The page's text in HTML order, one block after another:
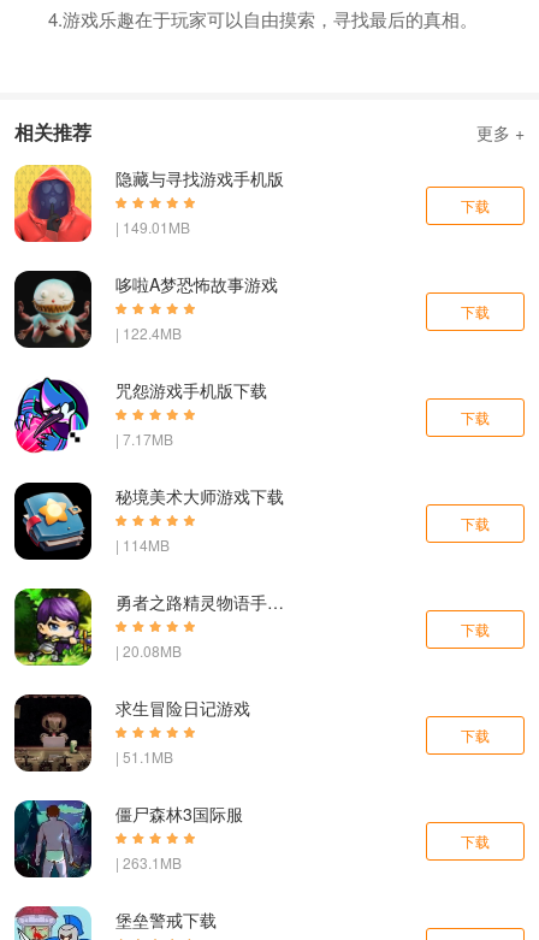
4.游戏乐趣在于玩家可以自由摸索，寻找最后的真相。
相关推荐
更多 +
隐藏与寻找游戏手机版
| 149.01MB
下载
哆啦A梦恐怖故事游戏
| 122.4MB
下载
咒怨游戏手机版下载
| 7.17MB
下载
秘境美术大师游戏下载
| 114MB
下载
勇者之路精灵物语手机版下载
| 20.08MB
下载
求生冒险日记游戏
| 51.1MB
下载
僵尸森林3国际服
| 263.1MB
下载
堡垒警戒下载